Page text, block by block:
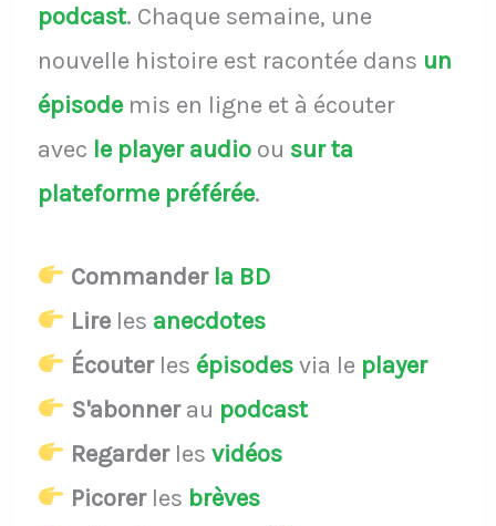
podcast. Chaque semaine, une
nouvelle histoire est racontée dans un
épisodemis en ligne et à écouter
avec le player audio ou sur ta
plateforme préférée.
Commander la BD
Lireles anecdotes
Écouterles épisodesvia le player
S'abonnerau podcast
Regarderles vidéos
Picorerles brèves